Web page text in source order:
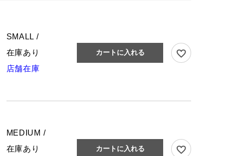
SMALL /
在庫あり
店舗在庫
カートに入れる
MEDIUM /
在庫あり
カートに入れる